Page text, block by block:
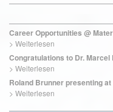
Career Opportunities @
> Weiterlesen
Congratulations to Dr.
> Weiterlesen
Roland Brunner presenting at
> Weiterlesen